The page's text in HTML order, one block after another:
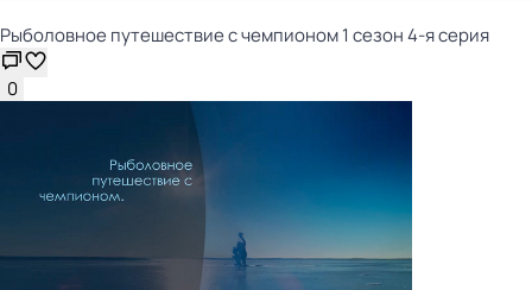
Рыболовное путешествие с чемпионом 1 сезон 4-я серия
0